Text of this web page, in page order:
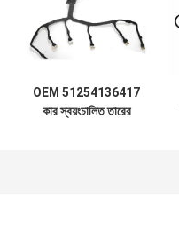
OEM 51254136417
কার স্বয়ংচালিত তারের